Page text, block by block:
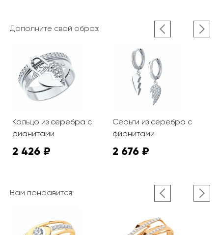
Дополните свой образ:
Кольцо из серебра с
фианитами
2 426 ₽
Серьги из серебра с
фианитами
2 676 ₽
Вам понравится: